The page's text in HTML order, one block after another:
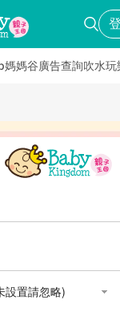
媽谷廣告查詢吹水玩
設置請忽略)